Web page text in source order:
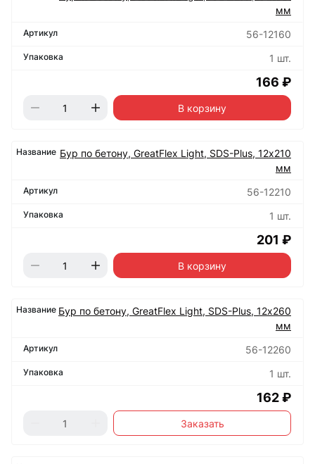
мм
56-12160
1 шт.
166 ₽
В корзину
Бур по бетону, GreatFlex Light, SDS-Plus, 12х210
мм
56-12210
1 шт.
201 ₽
В корзину
Бур по бетону, GreatFlex Light, SDS-Plus, 12х260
мм
56-12260
1 шт.
162 ₽
Заказать